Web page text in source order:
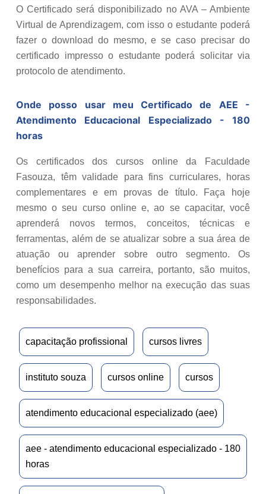
O Certificado será disponibilizado no AVA – Ambiente
Virtual de Aprendizagem, com isso o estudante poderá
fazer o download do mesmo, e se caso precisar do
certificado impresso o estudante poderá solicitar via
protocolo de atendimento.
Onde posso usar meu Certificado de AEE -
Atendimento Educacional Especializado - 180
horas
Os certificados dos cursos online da Faculdade
Fasouza, têm validade para fins curriculares, horas
complementares e em provas de título. Faça hoje
mesmo o seu curso online e, ao se capacitar, você
aprenderá novos termos, conceitos, técnicas e
ferramentas, além de se atualizar sobre a sua área de
atuação ou aprender sobre outro segmento. Os
benefícios para a sua carreira, portanto, são muitos,
como um desempenho melhor na execução das suas
responsabilidades.
capacitação profissional cursos livres
instituto souza cursos online cursos
atendimento educacional especializado (aee)
aee - atendimento educacional especializado - 180
horas